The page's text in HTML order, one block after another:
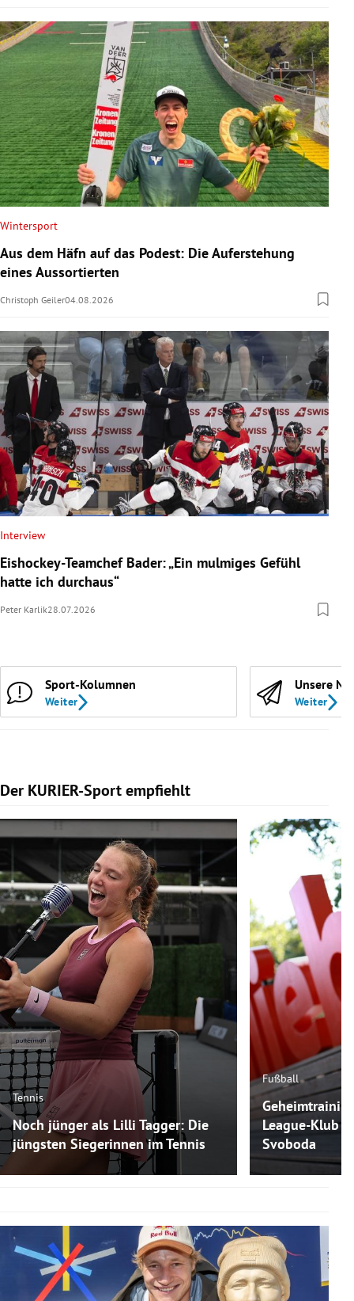
Wintersport
Aus dem Häfn auf das Podest: Die Auferstehung
eines Aussortierten
Christoph Geiler04.08.2026
Interview
Eishockey-Teamchef Bader: „Ein mulmiges Gefühl
hatte ich durchaus“
Peter Karlik28.07.2026
Sport-Kolumnen
Weiter
Unsere
Weiter
Der KURIER-Sport empfiehlt
Slide 1 von 5
Tennis
Noch jünger als Lilli Tagger: Die
jüngsten Siegerinnen im Tennis
Fußball
League-Klub
Svoboda